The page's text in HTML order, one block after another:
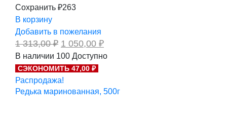
Сохранить ₽263
В корзину
Добавить в пожелания
1 313,00₽ Первоначальная
цена
составляла
1
313,00 ₽.
1 050,00 ₽Текущая
1
В наличии 100 Доступно
СЭКОНОМИТЬ 47,00 ₽
Распродажа!
Редька маринованная, 500г